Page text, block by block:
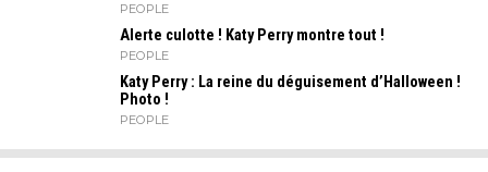
PEOPLE
Alerte culotte ! Katy Perry montre tout !
PEOPLE
Katy Perry : La reine du déguisement d’Halloween !
Photo !
PEOPLE